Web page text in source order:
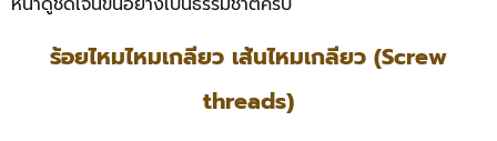
ร้อยไหมไหมเกลียว เส้นไหมเกลียว (Screw
threads)